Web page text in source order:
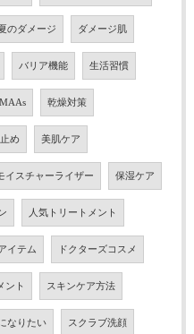
のダメージ ダメージ肌
バリア機能 生活習慣
MAAs 乾燥対策
め 美肌ケア
イスチャーライザー 保湿ケア
人気トリートメント
イテム ドクターズコスメ
ント スキンケア方法
なりたい スクラブ洗顔